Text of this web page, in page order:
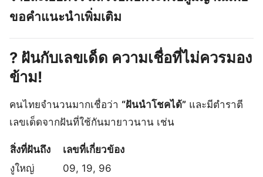
ขอคำแนะนำเพิ่มเติม
? ฝันกับเลขเด็ด ความเชื่อที่ไม่ควรมอง
ข้าม!
คนไทยจำนวนมากเชื่อว่า “ฝันนำโชคได้” และมีตำราตี
เลขเด็ดจากฝันที่ใช้กันมายาวนาน เช่น
สิ่งที่ฝันถึง
เลขที่เกี่ยวข้อง
งูใหญ่
09, 19, 96